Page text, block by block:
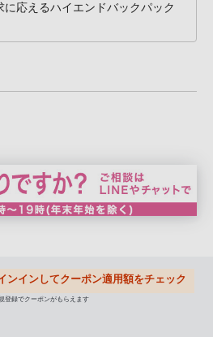
に応えるハイエンドバックパック
ンインしてクーポン適用額をチェック
登録でクーポンがもらえます